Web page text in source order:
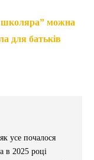
можна
для батьків
усе почалося
в 2025 році